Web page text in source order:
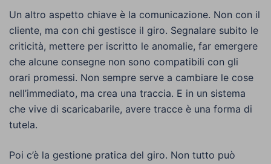
Un altro aspetto chiave è la comunicazione. Non con il
cliente, ma con chi gestisce il giro. Segnalare subito le
criticità, mettere per iscritto le anomalie, far emergere
che alcune consegne non sono compatibili con gli
orari promessi. Non sempre serve a cambiare le cose
nell’immediato, ma crea una traccia. E in un sistema
che vive di scaricabarile, avere tracce è una forma di
tutela.
Poi c’è la gestione pratica del giro. Non tutto può